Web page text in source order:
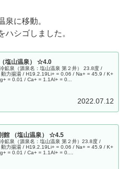
泉に移動。
ハシゴしました。
塩山温泉） ☆4.0
鉱泉（源泉名：塩山温泉 第２井） 23.8度 /
力揚湯 / H19.2.19Li+ = 0.06 / Na+ = 45.9 / K+
= 0.01 / Ca+ = 1.1Al+ = 0...
2022.07.12
館 （塩山温泉） ☆4.5
鉱泉（源泉名：塩山温泉 第２井）23.8度 /
力揚湯 / H19.2.19Li+ = 0.06 / Na+ = 45.9 / K+
= 0.01 / Ca+ = 1.1Al+ = 0....